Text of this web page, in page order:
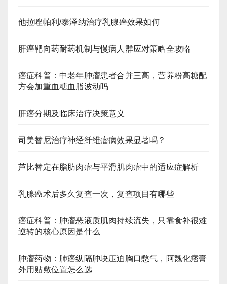
他拉唑帕利/泰泽纳治疗乳腺癌效果如何
肝癌靶向药耐药机制与慢病人群应对策略全攻略
癌症科普：中老年肿瘤患者合并三高，营养粉高糖配
方会加重血糖血脂波动吗
肝癌分期及临床治疗决策意义
司美替尼治疗神经纤维瘤病效果显著吗？
芦比替定在脂肪肉瘤与平滑肌肉瘤中的适应症解析
乳腺癌术后多久复查一次，复查项目有哪些
癌症科普：肿瘤恶液质肌肉持续流失，只靠食补很难
逆转的核心原因是什么
肿瘤药物：肺癌纵隔肿块压迫胸口憋气，阿魏化痞膏
外用贴敷位置怎么选